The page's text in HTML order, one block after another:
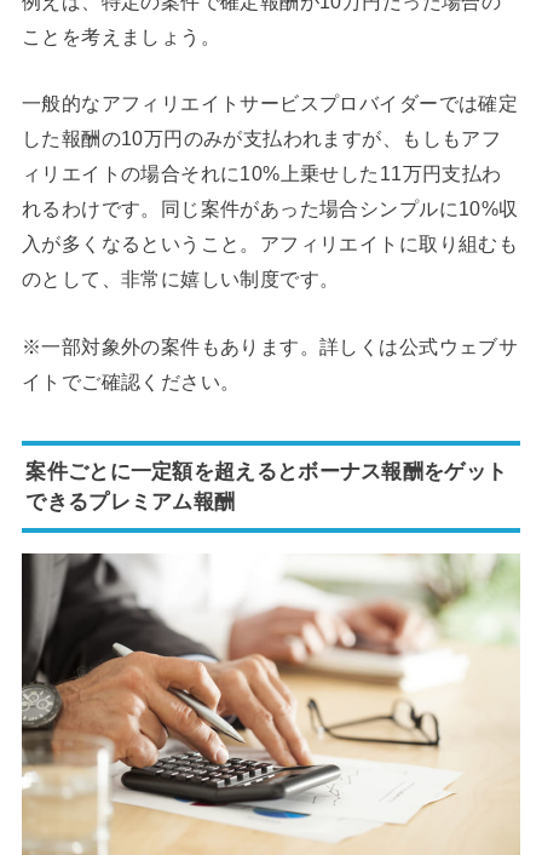
ことを考えましょう。
一般的なアフィリエイトサービスプロバイダーでは確定
した報酬の10万円のみが支払われますが、もしもアフ
ィリエイトの場合それに10%上乗せした11万円支払わ
れるわけです。同じ案件があった場合シンプルに10%収
入が多くなるということ。アフィリエイトに取り組むも
のとして、非常に嬉しい制度です。
※一部対象外の案件もあります。詳しくは公式ウェブサ
イトでご確認ください。
案件ごとに一定額を超えるとボーナス報酬をゲット
できるプレミアム報酬